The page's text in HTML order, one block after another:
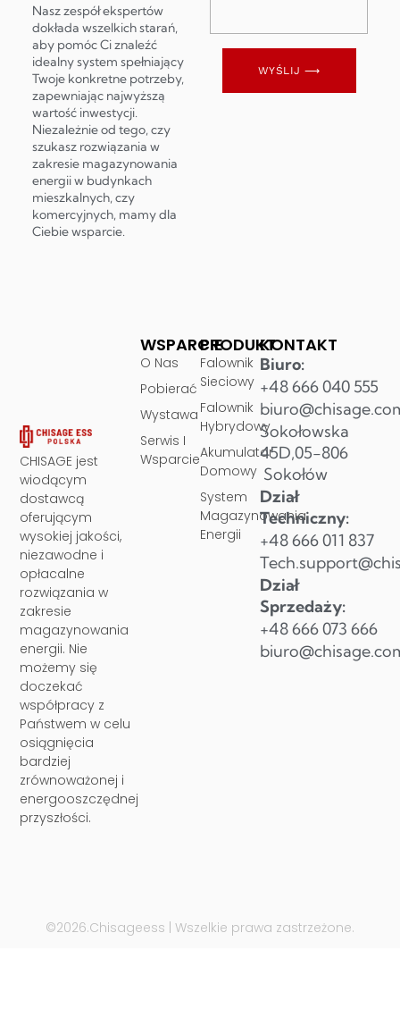
Nasz zespół ekspertów
dokłada wszelkich starań,
aby pomóc Ci znaleźć
idealny system spełniający
Twoje konkretne potrzeby,
zapewniając najwyższą
wartość inwestycji.
Niezależnie od tego, czy
szukasz rozwiązania w
zakresie magazynowania
energii w budynkach
mieszkalnych, czy
komercyjnych, mamy dla
Ciebie wsparcie.
WYŚLIJ ⟶
CHISAGE jest
wiodącym
dostawcą
oferującym
wysokiej jakości,
niezawodne i
opłacalne
rozwiązania w
zakresie
magazynowania
energii. Nie
możemy się
doczekać
współpracy z
Państwem w celu
osiągnięcia
bardziej
zrównoważonej i
energooszczędnej
przyszłości.
PRODUKT
Falownik
Sieciowy
Falownik
Hybrydowy
Akumulator
Domowy
System
Magazynowania
Energii
WSPARCIE
O Nas
Pobierać
Wystawa
Serwis I
Wsparcie
KONTAKT
Biuro:
+48 666 040 555
Sokołowska
45D,05-806
Sokołów
Dział
Techniczny:
+48 666 011 837
Dział
Sprzedaży:
+48 666 073 666
©2026.Chisageess | Wszelkie prawa zastrzeżone.